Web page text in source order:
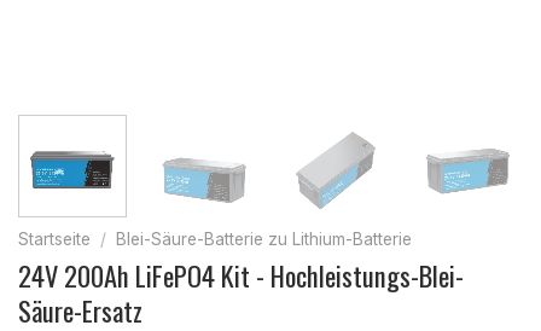
Startseite / Blei-Säure-Batterie zu Lithium-Batterie
24V 200Ah LiFePO4 Kit - Hochleistungs-Blei-
Säure-Ersatz